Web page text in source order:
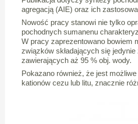
agregacją (AIE) oraz ich
Nowość pracy stanowi nie tylko
pochodnych sumanenu
W pracy zaprezentowano bowiem
związków składających się
zawierających aż 95 % obj. wody.
Pokazano również, że jest
kationów cezu lub litu, znacznie